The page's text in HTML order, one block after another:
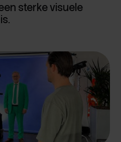
sterke visuele